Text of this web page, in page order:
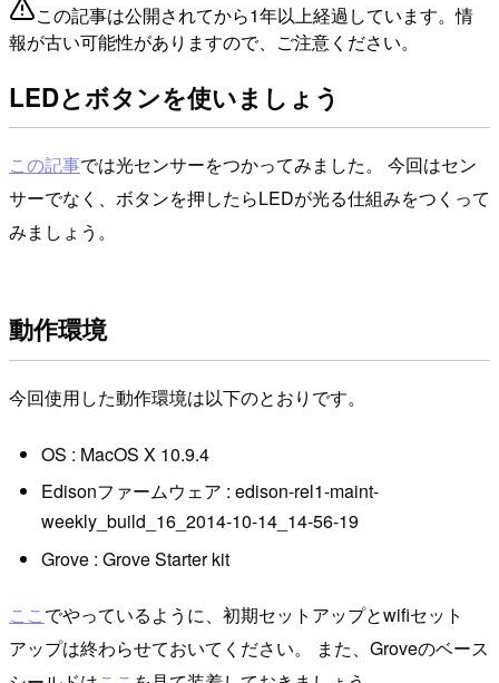
この記事は公開されてから1年以上経過しています。情
報が古い可能性がありますので、ご注意ください。
LEDとボタンを使いましょう
この記事では光センサーをつかってみました。 今回はセン
サーでなく、ボタンを押したらLEDが光る仕組みをつくって
みましょう。
動作環境
今回使用した動作環境は以下のとおりです。
OS : MacOS X 10.9.4
Edisonファームウェア : edison-rel1-maint-
weekly_build_16_2014-10-14_14-56-19
Grove : Grove Starter kit
ここでやっているように、初期セットアップとwifiセット
アップは終わらせておいてください。 また、Groveのベース